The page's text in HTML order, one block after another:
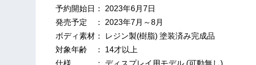
予約開始日： 2023年6月7日
発売予定 ： 2023年7月～8月
ボディ素材： レジン製(樹脂) 塗装済み完成品
対象年齢 ： 14才以上